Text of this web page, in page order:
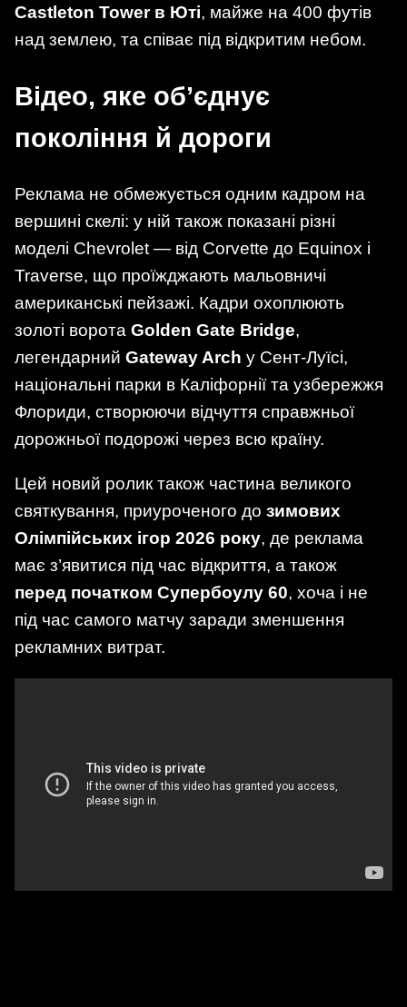
Castleton Tower в Юті, майже на 400 футів
над землею, та співає під відкритим небом.
Відео, яке об’єднує
покоління й дороги
Реклама не обмежується одним кадром на
вершині скелі: у ній також показані різні
моделі Chevrolet — від Corvette до Equinox і
Traverse, що проїжджають мальовничі
американські пейзажі. Кадри охоплюють
золоті ворота Golden Gate Bridge,
легендарний Gateway Arch у Сент-Луїсі,
національні парки в Каліфорнії та узбережжя
Флориди, створюючи відчуття справжньої
дорожньої подорожі через всю країну.
Цей новий ролик також частина великого
святкування, приуроченого до зимових
Олімпійських ігор 2026 року, де реклама
має з’явитися під час відкриття, а також
перед початком Супербоулу 60, хоча і не
під час самого матчу заради зменшення
рекламних витрат.